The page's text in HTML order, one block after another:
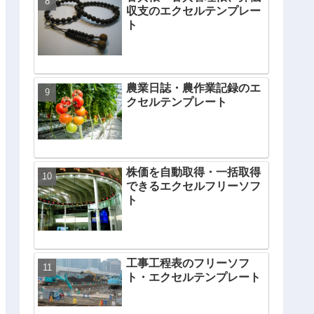
収支のエクセルテンプレー
ト
農業日誌・農作業記録のエ
クセルテンプレート
株価を自動取得・一括取得
できるエクセルフリーソフ
ト
工事工程表のフリーソフ
ト・エクセルテンプレート